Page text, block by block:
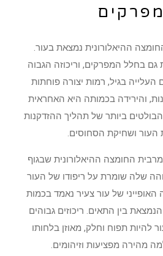
ההיאלורונית נמצאת בעור.
בחלל המפרקים, וריכוזה הגבוה
העלייה בגיל, רמות יצורה פוחתות
והירידה בכמותה היא האחראית
ביותר של תהליך ההזדקנות
ושחיקת הסחוסים.
החומצה ההיאלורונית שבגוף
שלה שומרת על ריפודו של העור
האופייני של עור צעיר נאמד בכמות
בין התאים. ריכוזים גבוהים
להיות תפוח וחלק, מאוזן בלחותו
מהירה מפציעות וזיהומים.